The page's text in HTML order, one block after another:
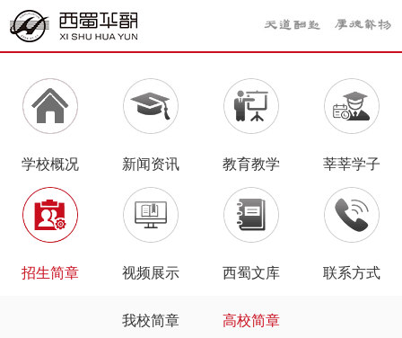
学校概况 新闻资讯 教育教学 莘莘学子
招生简章 视频展示 西蜀文库 联系方式
我校简章 高校简章